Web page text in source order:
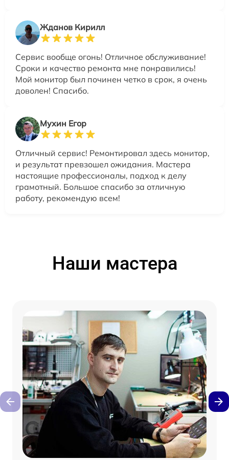
Жданов Кирилл
Сервис вообще огонь! Отличное обслуживание!
Сроки и качество ремонта мне понравились!
Мой монитор был починен четко в срок, я очень
доволен! Спасибо.
Мухин Егор
Отличный сервис! Ремонтировал здесь монитор,
и результат превзошел ожидания. Мастера
настоящие профессионалы, подход к делу
грамотный. Большое спасибо за отличную
работу, рекомендую всем!
Наши мастера